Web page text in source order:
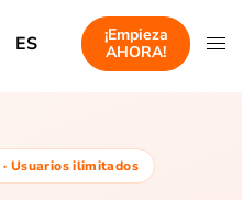
ES
¡Empieza
AHORA!
Usuarios ilimitados